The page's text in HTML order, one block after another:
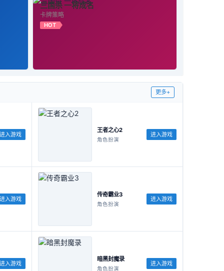
三国杀 一将成名
卡牌策略
HOT
更多+
入游戏
王者之心2
角色扮演
进入游戏
入游戏
传奇霸业3
角色扮演
进入游戏
入游戏
暗黑封魔录
角色扮演
进入游戏